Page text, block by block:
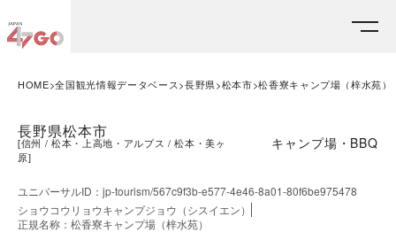
HOME 全国観光情報データベース 長野県 松本市 松香寮キャンプ場（梓水苑）
長野県松本市
[信州 松本・上高地・アルプス
松本・美ヶ
原]
キャンプ場・BBQ
ユニバーサルID ： jp-tourism/567c9f3b-e577-4e46-8a01-80f6be975478
ショウコウリョウキャンプジョウ（シスイエン）
正規名称 ： 松香寮キャンプ場（梓水苑）